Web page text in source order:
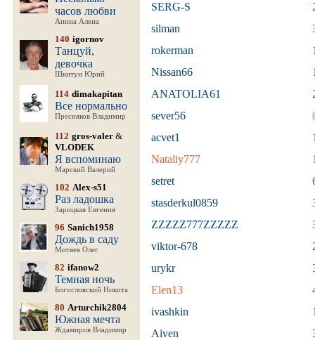
часов любви
Апина Алена
140 igornov
Танцуй,
девочка
Шкитун Юрий
114 dimakapitan
Все нормально
Пресняков Владимир
112 gros-valer &
VLODEK
Я вспоминаю
Марский Валерий
102 Alex-s51
Раз ладошка
Зарицкая Евгения
96 Sanich1958
Дождь в саду
Митяев Олег
82 ifanow2
Темная ночь
Богословский Никита
80 Arturchik2804
Южная мечта
Ждамиров Владимир
SERG-S
silman
rokerman
Nissan66
ANATOLIA61
sever56
acvet1
Nataliy777
setret
stasderkul0859
ZZZZZ777ZZZZZ
viktor-678
urykr
Elen13
ivashkin
Aiven